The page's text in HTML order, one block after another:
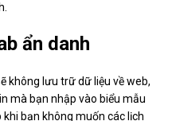
ẩn danh
không lưu trữ dữ liệu về web,
mà bạn nhập vào biểu mẫu
bạn không muốn các lịch